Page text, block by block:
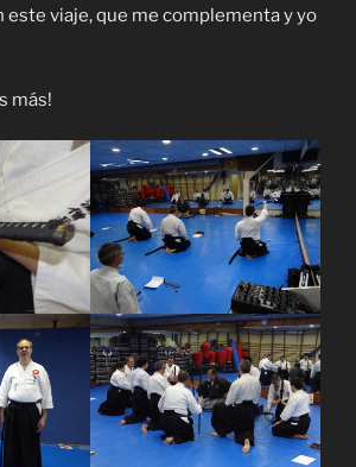
este viaje, que me complementa y yo
más!